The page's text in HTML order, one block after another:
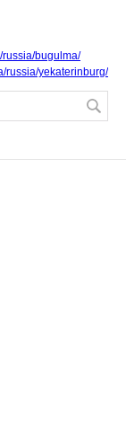
bugulma/
russia/yekaterinburg/